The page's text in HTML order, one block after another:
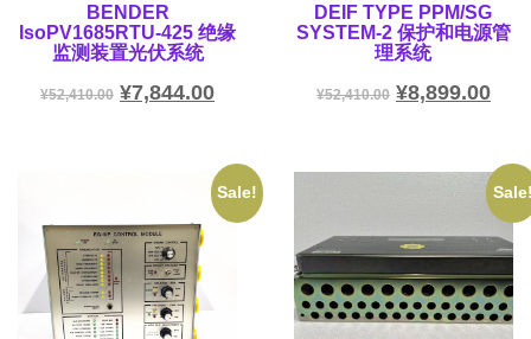
BENDER
IsoPV1685RTU-425 绝缘
监测装置光伏系统
¥52,410.00 ¥7,844.00
DEIF TYPE PPM/SG
SYSTEM-2 保护和电源管
理系统
¥52,410.00 ¥8,899.00
Sale!